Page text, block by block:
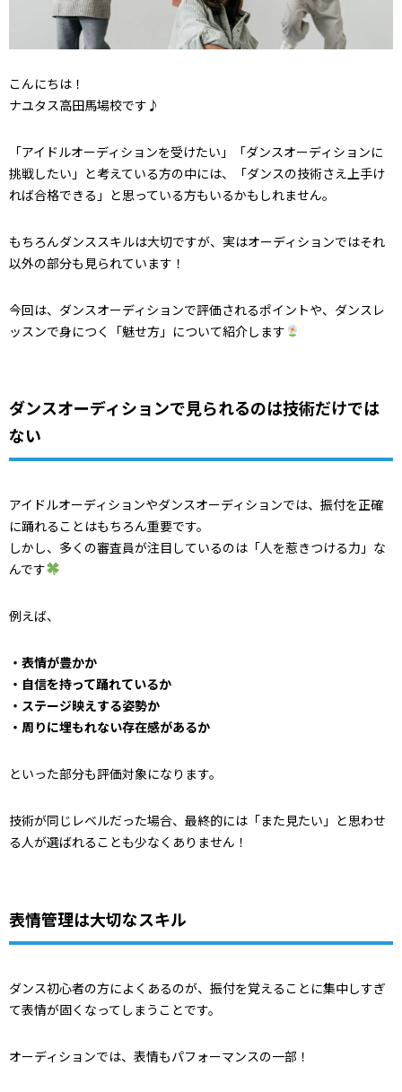
こんにちは！
ナユタス高田馬場校です♪
「アイドルオーディションを受けたい」「ダンスオーディションに
挑戦したい」と考えている方の中には、「ダンスの技術さえ上手け
れば合格できる」と思っている方もいるかもしれません。
もちろんダンススキルは大切ですが、実はオーディションではそれ
以外の部分も見られています！
今回は、ダンスオーディションで評価されるポイントや、ダンスレ
ッスンで身につく「魅せ方」について紹介します
ダンスオーディションで見られるのは技術だけでは
ない
アイドルオーディションやダンスオーディションでは、振付を正確
に踊れることはもちろん重要です。
しかし、多くの審査員が注目しているのは「人を惹きつける力」な
んです
例えば、
・表情が豊かか
・自信を持って踊れているか
・ステージ映えする姿勢か
・周りに埋もれない存在感があるか
といった部分も評価対象になります。
技術が同じレベルだった場合、最終的には「また見たい」と思わせ
る人が選ばれることも少なくありません！
表情管理は大切なスキル
ダンス初心者の方によくあるのが、振付を覚えることに集中しすぎ
て表情が固くなってしまうことです。
オーディションでは、表情もパフォーマンスの一部！